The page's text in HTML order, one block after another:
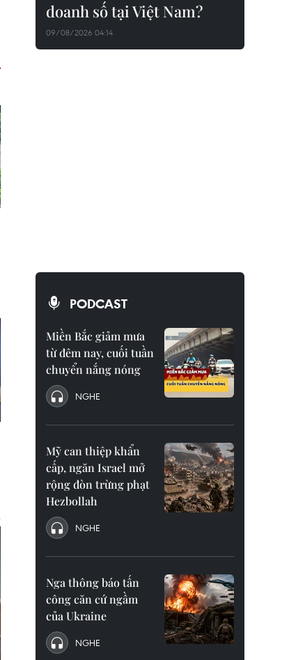
doanh số tại Việt Nam?
09/08/2026 04:14
PODCAST
Miền Bắc giảm mưa
từ đêm nay, cuối tuần
chuyển nắng nóng
NGHE
Mỹ can thiệp khẩn
cấp, ngăn Israel mở
rộng đòn trừng phạt
Hezbollah
NGHE
Nga thông báo tấn
công căn cứ ngầm
của Ukraine
NGHE